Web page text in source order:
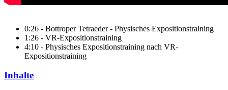
0:26 - Bottroper Tetraeder - Physisches Expositionstraining
1:26 - VR-Expositionstraining
4:10 - Physisches Expositionstraining nach VR-
Expositionstraining
Inhalte